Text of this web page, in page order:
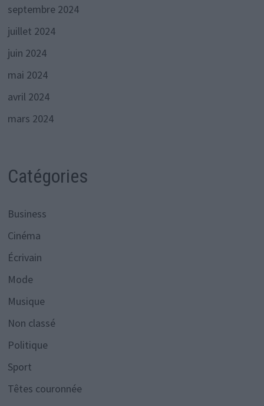
septembre 2024
juillet 2024
juin 2024
mai 2024
avril 2024
mars 2024
Catégories
Business
Cinéma
Écrivain
Mode
Musique
Non classé
Politique
Sport
Têtes couronnée